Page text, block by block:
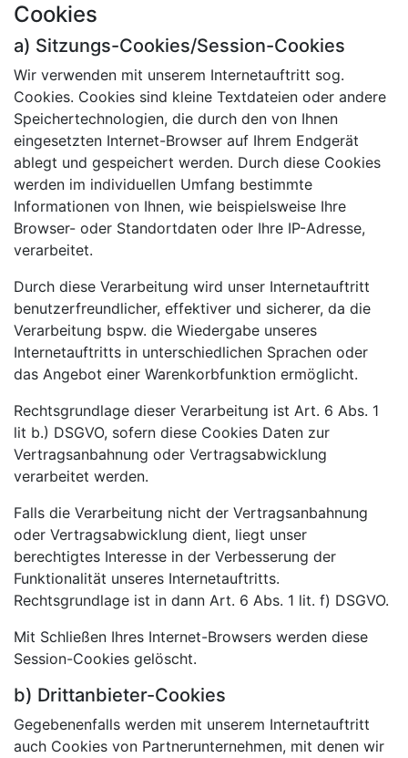
Cookies
a) Sitzungs-Cookies/Session-Cookies
Wir verwenden mit unserem Internetauftritt sog.
Cookies. Cookies sind kleine Textdateien oder andere
Speichertechnologien, die durch den von Ihnen
eingesetzten Internet-Browser auf Ihrem Endgerät
ablegt und gespeichert werden. Durch diese Cookies
werden im individuellen Umfang bestimmte
Informationen von Ihnen, wie beispielsweise Ihre
Browser- oder Standortdaten oder Ihre IP-Adresse,
verarbeitet.
Durch diese Verarbeitung wird unser Internetauftritt
benutzerfreundlicher, effektiver und sicherer, da die
Verarbeitung bspw. die Wiedergabe unseres
Internetauftritts in unterschiedlichen Sprachen oder
das Angebot einer Warenkorbfunktion ermöglicht.
Rechtsgrundlage dieser Verarbeitung ist Art. 6 Abs. 1
lit b.) DSGVO, sofern diese Cookies Daten zur
Vertragsanbahnung oder Vertragsabwicklung
verarbeitet werden.
Falls die Verarbeitung nicht der Vertragsanbahnung
oder Vertragsabwicklung dient, liegt unser
berechtigtes Interesse in der Verbesserung der
Funktionalität unseres Internetauftritts.
Rechtsgrundlage ist in dann Art. 6 Abs. 1 lit. f) DSGVO.
Mit Schließen Ihres Internet-Browsers werden diese
Session-Cookies gelöscht.
b) Drittanbieter-Cookies
Gegebenenfalls werden mit unserem Internetauftritt
auch Cookies von Partnerunternehmen, mit denen wir